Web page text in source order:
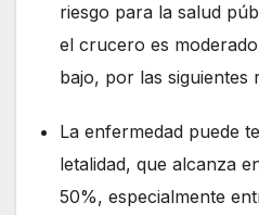
riesgo para la salud
el crucero es
bajo, por las siguientes
La enfermedad puede
letalidad, que alcanza
50%, especialmente